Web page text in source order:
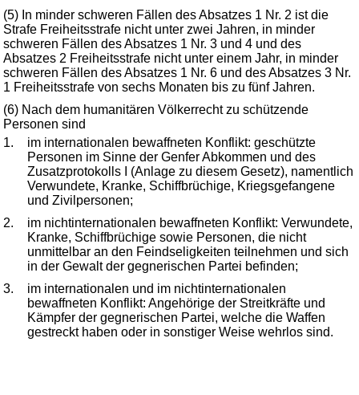
(5) In minder schweren Fällen des Absatzes 1 Nr. 2 ist die
Strafe Freiheitsstrafe nicht unter zwei Jahren, in minder
schweren Fällen des Absatzes 1 Nr. 3 und 4 und des
Absatzes 2 Freiheitsstrafe nicht unter einem Jahr, in minder
schweren Fällen des Absatzes 1 Nr. 6 und des Absatzes 3 Nr.
1 Freiheitsstrafe von sechs Monaten bis zu fünf Jahren.
(6) Nach dem humanitären Völkerrecht zu schützende
Personen sind
1.
im internationalen bewaffneten Konflikt: geschützte
Personen im Sinne der Genfer Abkommen und des
Zusatzprotokolls I (Anlage zu diesem Gesetz), namentlich
Verwundete, Kranke, Schiffbrüchige, Kriegsgefangene
und Zivilpersonen;
2.
im nichtinternationalen bewaffneten Konflikt: Verwundete,
Kranke, Schiffbrüchige sowie Personen, die nicht
unmittelbar an den Feindseligkeiten teilnehmen und sich
in der Gewalt der gegnerischen Partei befinden;
3.
im internationalen und im nichtinternationalen
bewaffneten Konflikt: Angehörige der Streitkräfte und
Kämpfer der gegnerischen Partei, welche die Waffen
gestreckt haben oder in sonstiger Weise wehrlos sind.